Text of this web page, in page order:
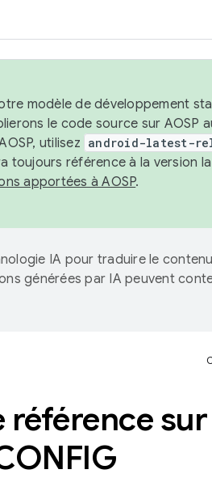
modèle de développement
le code source sur AOSP
utilisez android-latest-
toujours référence à la version
apportées à AOSP.
IA pour traduire le contenu
générées par IA peuvent